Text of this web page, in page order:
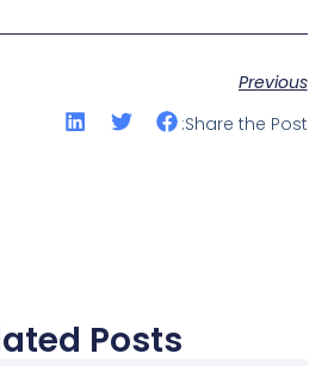
Previous
Share the Post:
Posts